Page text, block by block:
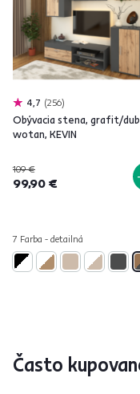
4,7 256
Obývacia stena, grafit/dub
wotan, KEVIN
109 €
99,90 €
7 Farba - detailná
Často